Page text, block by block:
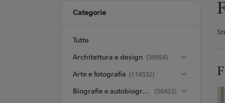
Categorie
Tutte
Architettura e design (30954)
Arte e fotografia (114532)
Biografie e autobiografie (56423)